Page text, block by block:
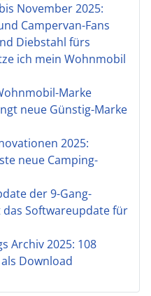
November 2025:
Campervan-Fans
Diebstahl fürs
ich mein Wohnmobil
Marke
neue Günstig-Marke
2025:
neue Camping-
der 9-Gang-
Softwareupdate für
Archiv 2025: 108
Download